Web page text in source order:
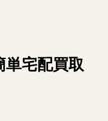
宅配買取